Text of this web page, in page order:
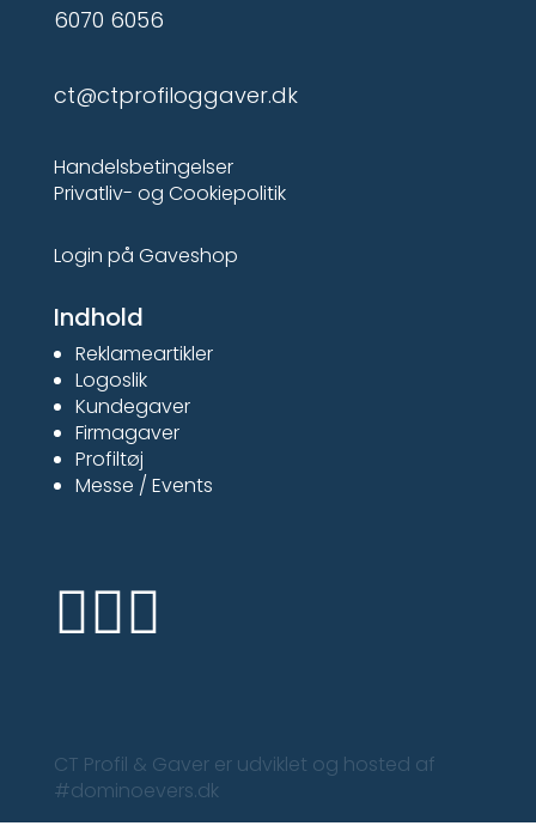
6070 6056
ct@ctprofiloggaver.dk
Handelsbetingelser
Privatliv- og Cookiepolitik
Login på Gaveshop
Indhold
Reklameartikler
Logoslik
Kundegaver
Firmagaver
Profiltøj
Messe / Events

CT Profil & Gaver er udviklet og hosted af
#dominoevers.dk